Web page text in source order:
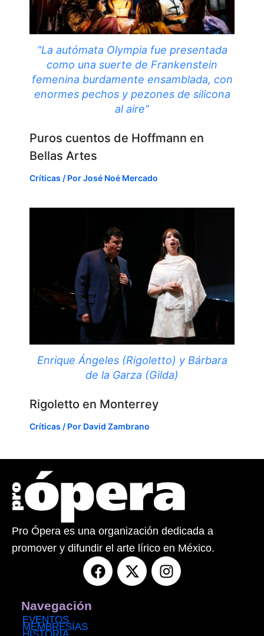
“La autómata Olympia fue presentada
como una suerte de Frankenstein
femenina burdamente ensamblada, con
enormes pechos y pezones de silicona
al aire”
Puros cuentos de Hoffmann en
Bellas Artes
Críticas / PorJosé Noé Mercado
Enrique Ángeles (Rigoletto) y Bárbara
de la Garza (Gilda)
Rigoletto en Monterrey
Críticas / Por David Zambrano
Pro Ópera es una organización dedicada a
promover y difundir el arte lírico en México.
F
a
X
-
I
n
Navegación
EVENTOS
MEMBRESÍAS